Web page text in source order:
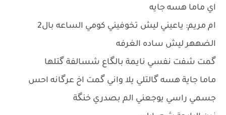
اي ماما هسه جايه
ام مريم: ياعيني ليش تخوفيني كومي الساعه بال2
الضههر ليش ساده الغرفه
گمت شفت نفسي نايمة بالگاع شسالفة گتلها
ماما جاية هسه گالتلي يلا واني گمت اخ عرگانه احس
جسمي راسي يوجعني الم بصدري خنگة